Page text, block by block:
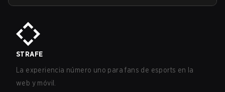
STRAFE
La experiencia número uno para fans de esports en la
web y móvil.